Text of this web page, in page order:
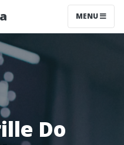
MENU
Do